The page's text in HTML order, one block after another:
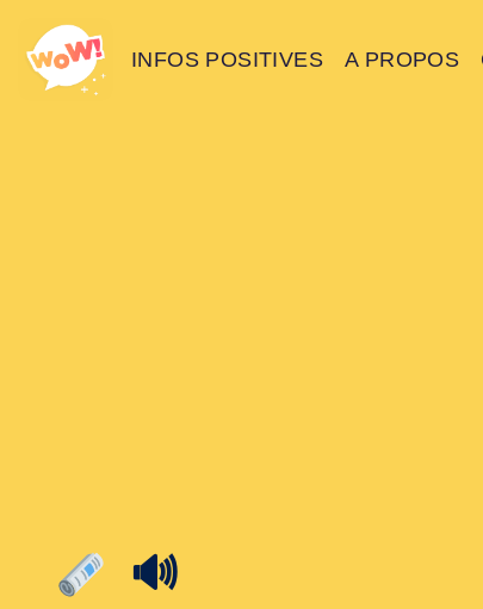
INFOS POSITIVES A PROPOS
🔊